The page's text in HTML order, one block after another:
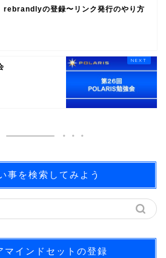
rebrandlyの登録〜リンク発行のやり方
事を検索してみよう
マインドセットの登録